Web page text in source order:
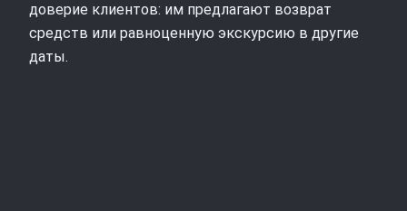
доверие клиентов: им предлагают возврат
средств или равноценную экскурсию в другие
даты.